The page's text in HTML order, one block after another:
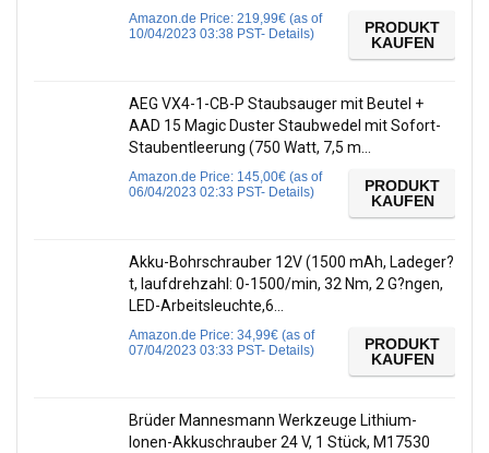
Amazon.de Price: 219,99€ (as of
10/04/2023 03:38 PST- Details)
PRODUKT
KAUFEN
AEG VX4-1-CB-P Staubsauger mit Beutel +
AAD 15 Magic Duster Staubwedel mit Sofort-
Staubentleerung (750 Watt, 7,5 m…
Amazon.de Price: 145,00€ (as of
06/04/2023 02:33 PST- Details)
PRODUKT
KAUFEN
Akku-Bohrschrauber 12V (1500 mAh, Ladeger?
t, laufdrehzahl: 0-1500/min, 32 Nm, 2 G?ngen,
LED-Arbeitsleuchte,6…
Amazon.de Price: 34,99€ (as of
07/04/2023 03:33 PST- Details)
PRODUKT
KAUFEN
Brüder Mannesmann Werkzeuge Lithium-
Ionen-Akkuschrauber 24 V, 1 Stück, M17530